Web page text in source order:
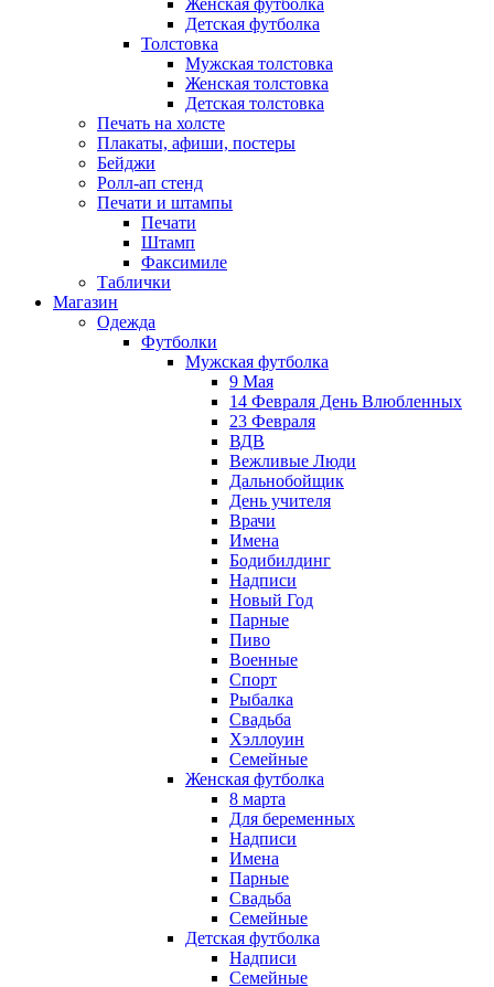
Детская футболка
Толстовка
Мужская толстовка
Женская толстовка
Детская толстовка
Печать на холсте
Плакаты, афиши, постеры
Бейджи
Ролл-ап стенд
Печати и штампы
Печати
Штамп
Факсимиле
Таблички
Магазин
Одежда
Футболки
Мужская футболка
9 Мая
14 Февраля День Влюбленных
23 Февраля
ВДВ
Вежливые Люди
Дальнобойщик
День учителя
Врачи
Имена
Бодибилдинг
Надписи
Новый Год
Парные
Пиво
Военные
Спорт
Рыбалка
Свадьба
Хэллоуин
Семейные
Женская футболка
8 марта
Для беременных
Надписи
Имена
Парные
Свадьба
Семейные
Детская футболка
Надписи
Семейные